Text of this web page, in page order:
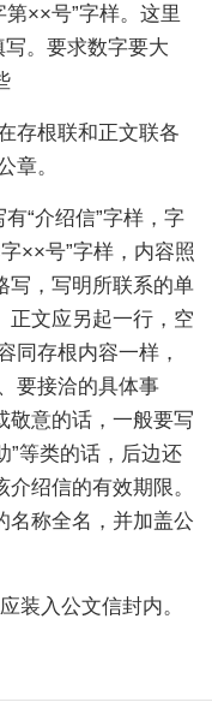
××号”字样。这里
写。要求数字要大
存根联和正文联各
章。
“介绍信”字样，字
××号”字样，内容照
写，写明所联系的单
正文应另起一行，空
同存根内容一样，
要接洽的具体事
敬意的话，一般要写
”等类的话，后边还
绍信的有效期限。
名称全名，并加盖公
入公文信封内。